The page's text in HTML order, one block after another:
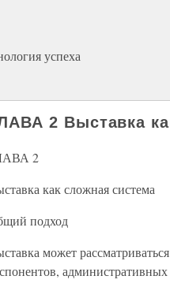
успеха
2 Выставка
2
как сложная система
подход
может